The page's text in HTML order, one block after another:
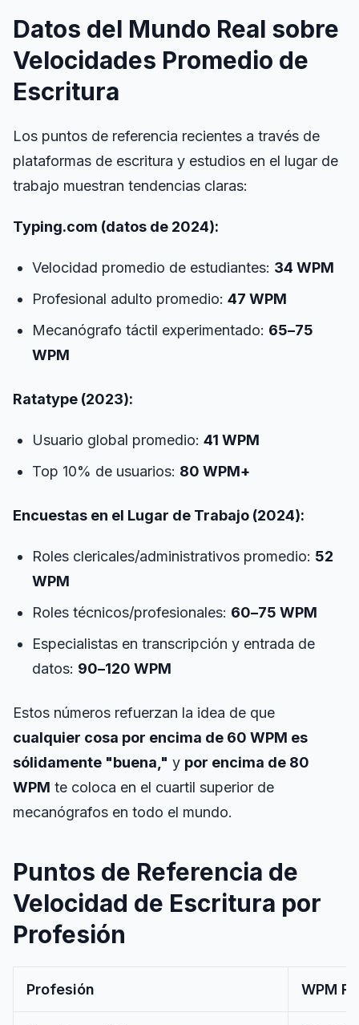
Datos del Mundo Real sobre
Velocidades Promedio de
Escritura
Los puntos de referencia recientes a través de
plataformas de escritura y estudios en el lugar de
trabajo muestran tendencias claras:
Typing.com (datos de 2024):
Velocidad promedio de estudiantes: 34 WPM
Profesional adulto promedio: 47 WPM
Mecanógrafo táctil experimentado: 65–75
WPM
Ratatype (2023):
Usuario global promedio: 41 WPM
Top 10% de usuarios: 80 WPM+
Encuestas en el Lugar de Trabajo (2024):
Roles clericales/administrativos promedio: 52
WPM
Roles técnicos/profesionales: 60–75 WPM
Especialistas en transcripción y entrada de
datos: 90–120 WPM
Estos números refuerzan la idea de que
cualquier cosa por encima de 60 WPM es
sólidamente "buena," y por encima de 80
WPM te coloca en el cuartil superior de
mecanógrafos en todo el mundo.
Puntos de Referencia de
Velocidad de Escritura por
Profesión
Profesión WPM